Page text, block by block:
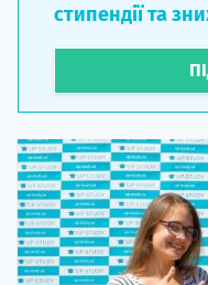
стипендії та